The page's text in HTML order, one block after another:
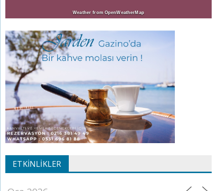
Weather from OpenWeatherMap
ETKINLIKLER